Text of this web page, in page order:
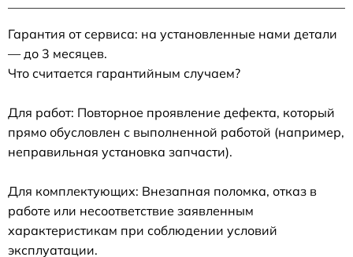
Гарантия от сервиса: на установленные нами детали
— до 3 месяцев.
Что считается гарантийным случаем?
Для работ: Повторное проявление дефекта, который
прямо обусловлен с выполненной работой (например,
неправильная установка запчасти).
Для комплектующих: Внезапная поломка, отказ в
работе или несоответствие заявленным
характеристикам при соблюдении условий
эксплуатации.